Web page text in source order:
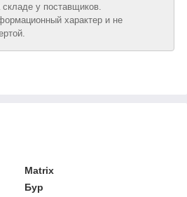
складе у поставщиков.
характер и не
Matrix
Бур